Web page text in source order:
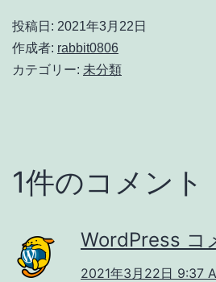
投稿日: 2021年3月22日
作成者: rabbit0806
カテゴリー: 未分類
1件のコメント
WordPress コ
2021年3月22日 9:37